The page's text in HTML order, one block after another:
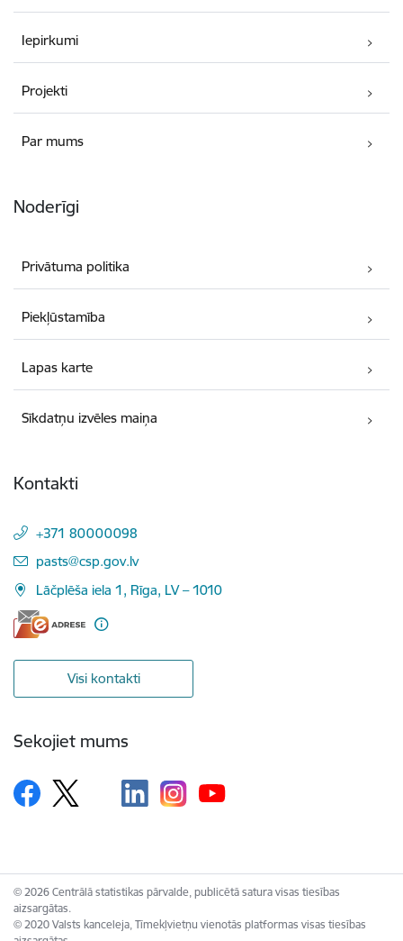
Iepirkumi
Projekti
Par mums
Noderīgi
Privātuma politika
Piekļūstamība
Lapas karte
Sīkdatņu izvēles maiņa
Kontakti
+371 80000098
E-pasts:
pasts@csp.gov.lv
Lāčplēša iela 1, Rīga, LV – 1010
Visi kontakti
Sekojiet mums
© 2026 Centrālā statistikas pārvalde, publicētā satura visas tiesības
aizsargātas.
© 2020 Valsts kanceleja, Tīmekļvietņu vienotās platformas visas tiesības